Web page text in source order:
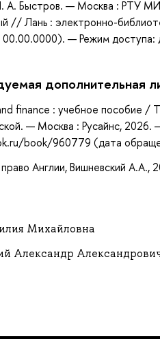
А. Быстров. — Москва : РТУ
// Лань : электронно-
— Режим доступа:
дополнительная
finance : учебное пособие
— Москва : Русайнс,
book/960779 (дата
Англии, Вишневский А.А.,
Михайловна
Александр